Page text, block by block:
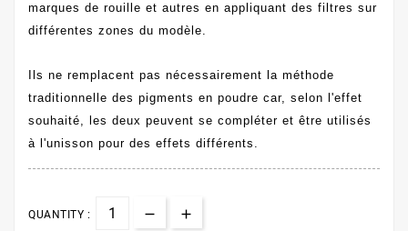
marques de rouille et autres en appliquant des filtres sur
différentes zones du modèle.
Ils ne remplacent pas nécessairement la méthode
traditionnelle des pigments en poudre car, selon l'effet
souhaité, les deux peuvent se compléter et être utilisés
à l'unisson pour des effets différents.
QUANTITY :